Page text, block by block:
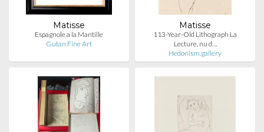
Matisse
Espagnole a la Mantille
Gutan Fine Art
Matisse
113-Year-Old Lithograph La
Lecture, nu d…
Hedonism.gallery